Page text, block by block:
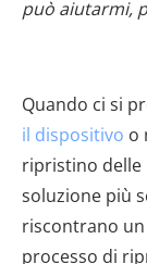
può aiutarmi,
Quando ci si
il dispositivo o
ripristino delle
soluzione più
riscontrano
processo di